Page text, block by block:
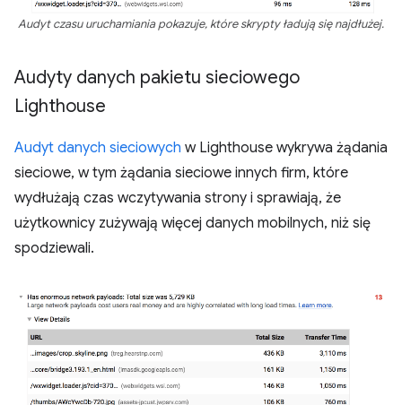
Audyt czasu uruchamiania pokazuje, które skrypty ładują się najdłużej.
Audyty danych pakietu sieciowego
Lighthouse
Audyt danych sieciowych w Lighthouse wykrywa żądania
sieciowe, w tym żądania sieciowe innych firm, które
wydłużają czas wczytywania strony i sprawiają, że
użytkownicy zużywają więcej danych mobilnych, niż się
spodziewali.